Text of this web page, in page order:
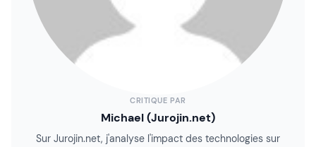
CRITIQUE PAR
Michael (Jurojin.net)
Sur Jurojin.net, j'analyse l'impact des technologies sur